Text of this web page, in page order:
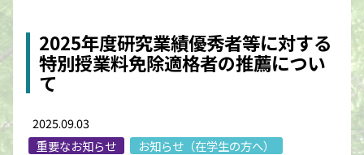
2025年度研究業績優秀者等に対する
特別授業料免除適格者の推薦につい
て
2025.09.03
重要なお知らせ
お知らせ（在学生の方へ）